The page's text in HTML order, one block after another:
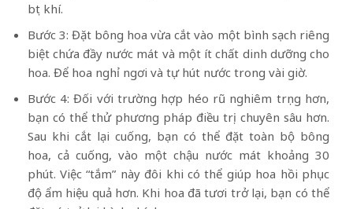
bọt khí.
Bước 3: Đặt bông hoa vừa cắt vào một bình sạch riêng
biệt chứa đầy nước mát và một ít chất dinh dưỡng cho
hoa. Để hoa nghỉ ngơi và tự hút nước trong vài giờ.
Bước 4: Đối với trường hợp héo rũ nghiêm trọng hơn,
bạn có thể thử phương pháp điều trị chuyên sâu hơn.
Sau khi cắt lại cuống, bạn có thể đặt toàn bộ bông
hoa, cả cuống, vào một chậu nước mát khoảng 30
phút. Việc “tắm” này đôi khi có thể giúp hoa hồi phục
độ ẩm hiệu quả hơn. Khi hoa đã tươi trở lại, bạn có thể